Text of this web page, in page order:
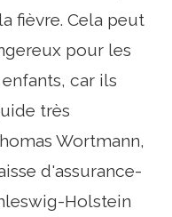
fièvre. Cela peut
pour les
car ils
très
Wortmann,
d'assurance-
Holstein